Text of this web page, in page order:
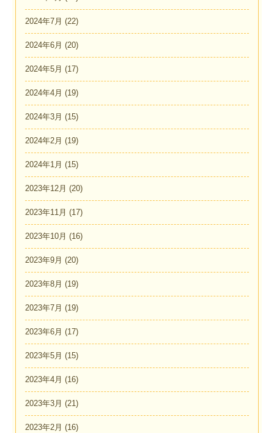
2024年7月 (22)
2024年6月 (20)
2024年5月 (17)
2024年4月 (19)
2024年3月 (15)
2024年2月 (19)
2024年1月 (15)
2023年12月 (20)
2023年11月 (17)
2023年10月 (16)
2023年9月 (20)
2023年8月 (19)
2023年7月 (19)
2023年6月 (17)
2023年5月 (15)
2023年4月 (16)
2023年3月 (21)
2023年2月 (16)